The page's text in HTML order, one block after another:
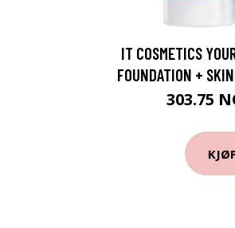
IT COSMETICS
FOUNDATION +
303.75